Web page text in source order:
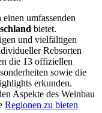
umfassenden
bietet.
und vielfältigen
Rebsorten
die 13 offiziellen
sowie die
erkunden.
Aspekte des Weinbau
Regionen zu bieten